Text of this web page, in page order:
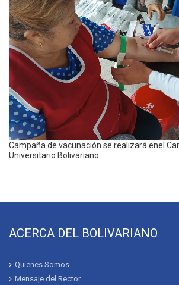
Campaña de vacunación se realizará enel
Universitario Bolivariano
ACERCA DEL BOLIVARIANO
Quienes Somos
Mensaje del Rector